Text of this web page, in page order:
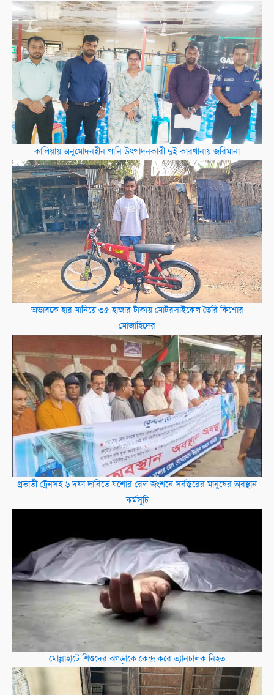
কালিয়ায় অনুমোদনহীন পানি উৎপাদনকারী দুই কারখানায় জরিমানা
অভাবকে হার মানিয়ে ৩৫ হাজার টাকায় মোটরসাইকেল তৈরি কিশোর
মোজাহিদের
প্রভাতী ট্রেনসহ ৬ দফা দাবিতে যশোর রেল জংশনে সর্বস্তরের মানুষের অবস্থান
কর্মসূচি
মোল্লাহাটে শিশুদের ঝগড়াকে কেন্দ্র করে ভ্যানচালক নিহত